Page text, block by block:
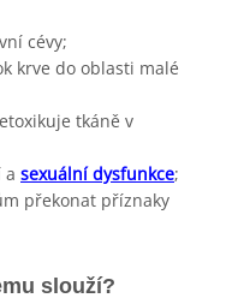
cévy;
krve do oblasti malé
tkáně v
a sexuální dysfunkce;
překonat příznaky
slouží?